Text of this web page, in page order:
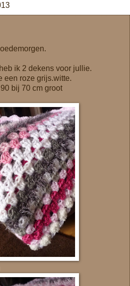
ik 2 dekens voor jullie.
een roze grijs.witte.
bij 70 cm groot